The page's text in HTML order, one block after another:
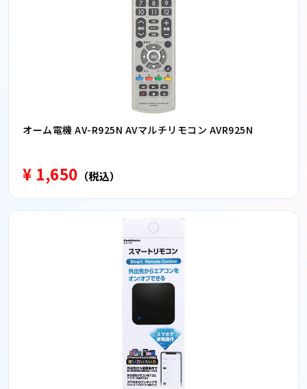
オーム電機 AV-R925N AVマルチリモコン AVR925N
¥ 1,650 （税込）